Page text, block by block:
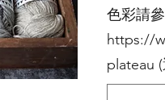
色彩請
https://
plateau